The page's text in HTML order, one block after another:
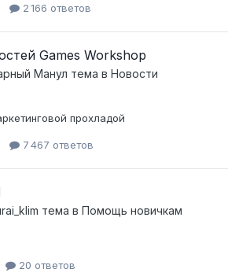
2 166 ответов
Games Workshop
Манул тема в Новости
прохладой
7 467 ответов
тема в Помощь новичкам
20 ответов